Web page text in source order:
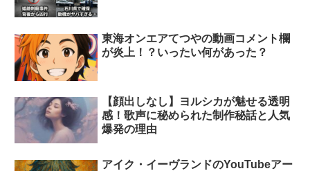
東海オンエアてつやの動画コメント欄
が炎上！？いったい何があった？
【顔出しなし】ヨルシカが魅せる透明
感！歌声に秘められた制作秘話と人気
爆発の理由
アイク・イーヴランドのYouTubeアー